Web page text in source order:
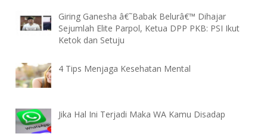
Giring Ganesha â€˜Babak Belurâ€™ Dihajar
Sejumlah Elite Parpol, Ketua DPP PKB: PSI Ikut
Ketok dan Setuju
4 Tips Menjaga Kesehatan Mental
Jika Hal Ini Terjadi Maka WA Kamu Disadap